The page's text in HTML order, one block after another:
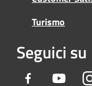
Turismo
Seguici su
Facebook